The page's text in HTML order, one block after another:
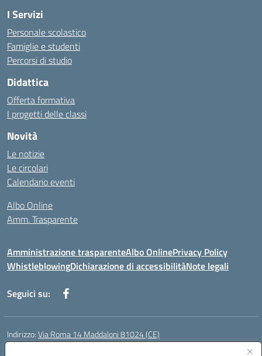
I Servizi
Personale scolastico
Famiglie e studenti
Percorsi di studio
Didattica
Offerta formativa
I progetti delle classi
Novità
Le notizie
Le circolari
Calendario eventi
Albo Online
Amm. Trasparente
Amministrazione trasparenteAlbo OnlinePrivacy Policy
WhistleblowingDichiarazione di accessibilitàNote legali
Seguici su:
Indirizzo:Via Roma 14 Maddaloni 81024 (CE)
Centralino: